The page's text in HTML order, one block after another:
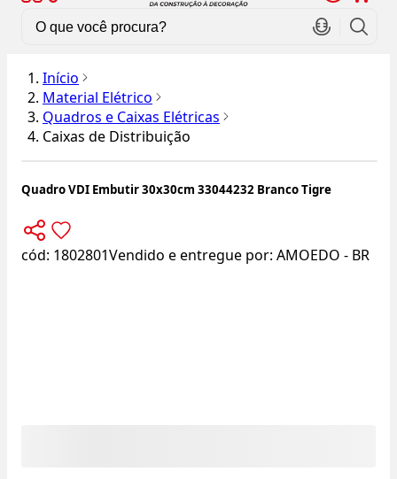
Início
Material Elétrico
Quadros e Caixas Elétricas
Caixas de Distribuição
Quadro VDI Embutir 30x30cm 33044232 Branco Tigre
cód: 1802801Vendido e entregue por: AMOEDO - BR